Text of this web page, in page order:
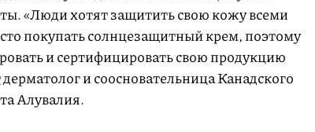
«Люди хотят защитить свою кожу всеми
покупать солнцезащитный крем, поэтому
и сертифицировать свою продукцию
дерматолог и соосновательница Канадского
Алувалия.